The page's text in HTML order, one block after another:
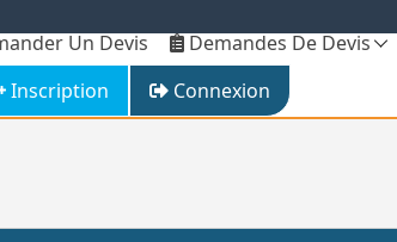
Un Devis
Demandes De Devis
Inscription
Connexion